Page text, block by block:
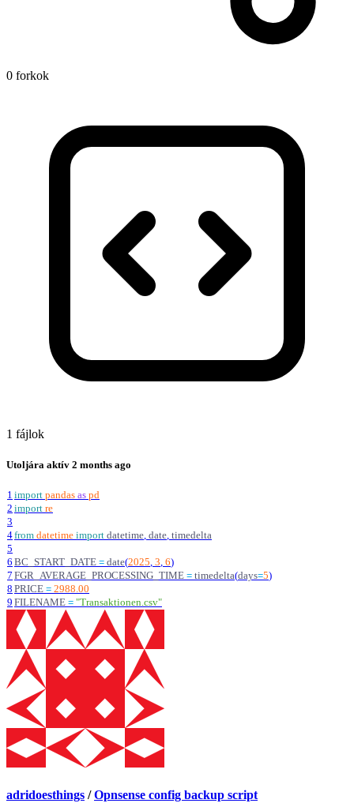
0 forkok
1 fájlok
Utoljára aktív 2 months ago
1 import pandas as pd
2 import re
3
4from datetime import datetime, date, timedelta
5
6 BC_START_DATE = date(2025, 3, 6)
7 FGR_AVERAGE_PROCESSING_TIME = timedelta(days=5)
8 PRICE = 2988.00
9 FILENAME = "Transaktionen.csv"
adridoesthings / Opnsense config backup script